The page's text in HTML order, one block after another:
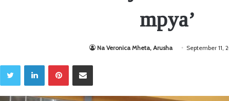
mpya’
Na Veronica Mheta, Arusha September 11,
LinkedIn